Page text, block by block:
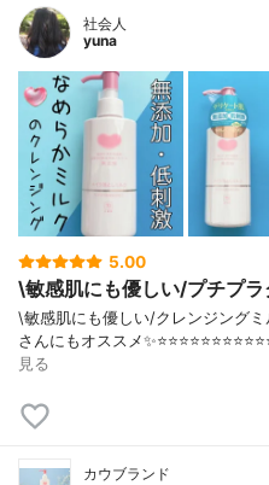
社会人
yuna
5.00
\敏感肌にも優しい/プチプ
\敏感肌にも優しい/クレンジング
さんにもオススメ
見る
カウブランド